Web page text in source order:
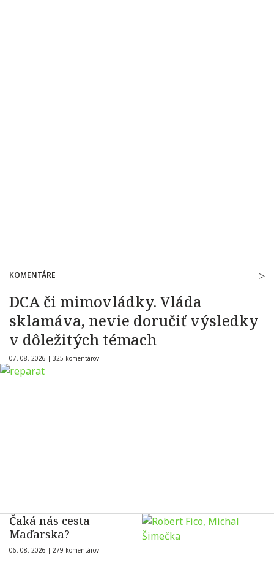
KOMENTÁRE
DCA či mimovládky. Vláda
sklamáva, nevie doručiť výsledky
v dôležitých témach
07. 08. 2026 | 325 komentárov
Čaká nás cesta
Maďarska?
06. 08. 2026 | 279 komentárov